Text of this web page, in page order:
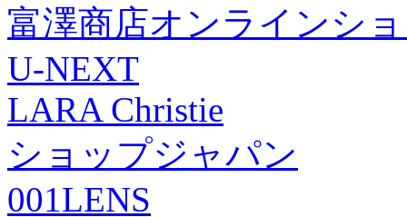
富澤商店オンラインシ
U-NEXT
LARA Christie
ショップジャパン
001LENS